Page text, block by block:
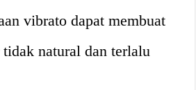
vibrato dapat membuat
natural dan terlalu